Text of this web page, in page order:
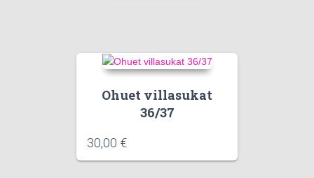
Ohuet villasukat
36/37
30,00 €